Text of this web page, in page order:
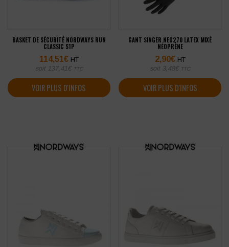
BASKET DE SÉCURITÉ NORDWAYS RUN
CLASSIC S1P
114,51€ HT
soit 137,41 € TTC
VOIR PLUS D'INFOS
GANT SINGER NEO270 LATEX MIXÉ
NÉOPRÈNE
2,90€ HT
soit 3,48€ TTC
VOIR PLUS D'INFOS